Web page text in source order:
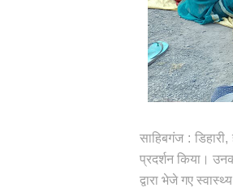
साहिबगंज :
प्रदर्शन किया।
द्वारा भेजे गए